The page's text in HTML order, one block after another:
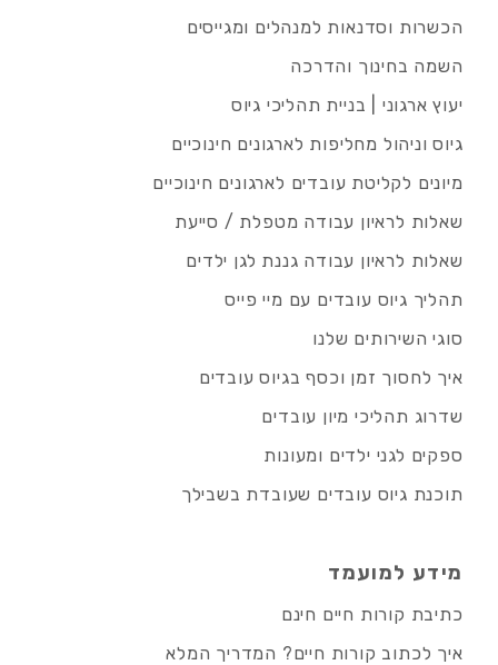
הכשרות וסדנאות למנהלים ומגייסים
השמה בחינוך והדרכה
יעוץ ארגוני | בניית תהליכי גיוס
גיוס וניהול מחליפות לארגונים חינוכיים
מיונים לקליטת עובדים לארגונים חינוכיים
שאלות לראיון עבודה מטפלת / סייעת
שאלות לראיון עבודה גננת לגן ילדים
תהליך גיוס עובדים עם מיי פייס
סוגי השירותים שלנו
איך לחסוך זמן וכסף בגיוס עובדים
שדרוג תהליכי מיון עובדים
ספקים לגני ילדים ומעונות
תוכנת גיוס עובדים שעובדת בשבילך
מידע למועמד
כתיבת קורות חיים חינם
איך לכתוב קורות חיים? המדריך המלא